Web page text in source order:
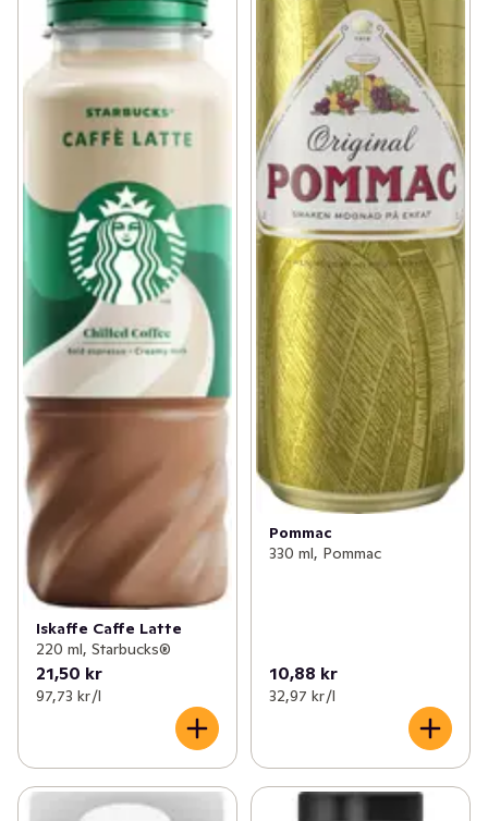
Iskaffe Caffe Latte
220 ml, Starbucks®
21,50 kr
97,73 kr /l
Pommac
330 ml, Pommac
10,88 kr
32,97 kr /l